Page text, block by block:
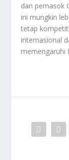
dan pemasok
ini mungkin
tetap
internasional